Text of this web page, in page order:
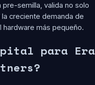
semilla, valida no solo
creciente demanda de
hardware más pequeño.
para Era